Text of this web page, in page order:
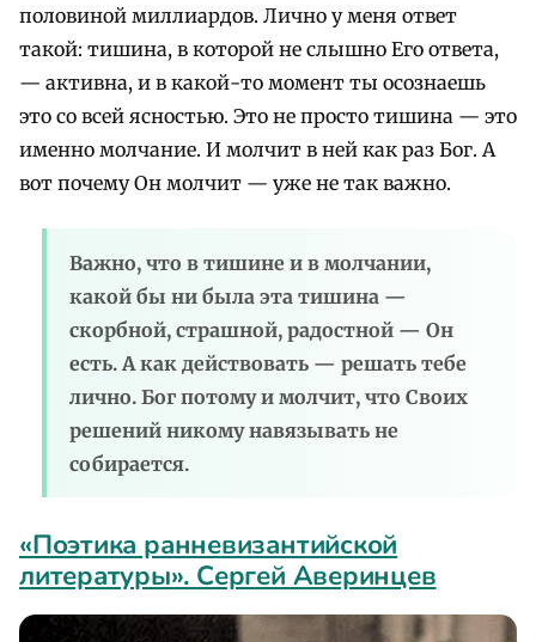
половиной миллиардов. Лично у меня ответ
такой: тишина, в которой не слышно Его ответа,
— активна, и в какой-то момент ты осознаешь
это со всей ясностью. Это не просто тишина — это
именно молчание. И молчит в ней как раз Бог. А
вот почему Он молчит — уже не так важно.
Важно, что в тишине и в молчании,
какой бы ни была эта тишина —
скорбной, страшной, радостной — Он
есть. А как действовать — решать тебе
лично. Бог потому и молчит, что Своих
решений никому навязывать не
собирается.
«Поэтика ранневизантийской
литературы». Сергей Аверинцев